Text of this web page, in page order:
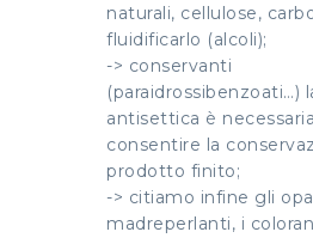
naturali, cellulose,
fluidificarlo (alcoli);
-> conservanti
(paraidrossibenzoati…)
antisettica è
consentire la
prodotto finito;
-> citiamo infine gli
madreperlanti, i